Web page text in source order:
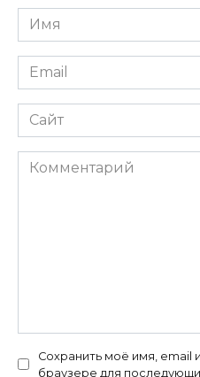
Имя
*
Email
*
Сайт
Комментарий
Сохранить моё имя, email
браузере для